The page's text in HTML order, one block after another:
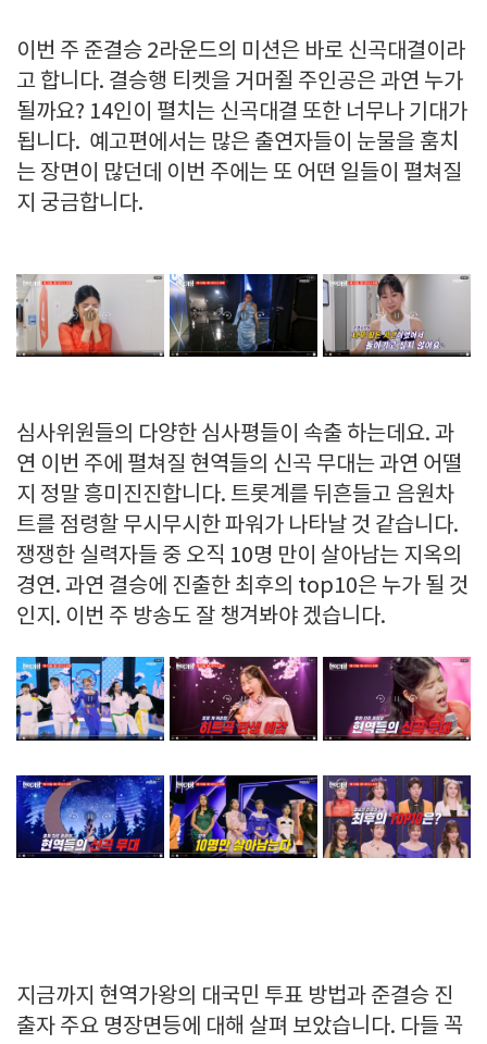
이번 주 준결승 2라운드의 미션은 바로 신곡대결이라
고 합니다. 결승행 티켓을 거머쥘 주인공은 과연 누가
될까요? 14인이 펼치는 신곡대결 또한 너무나 기대가
됩니다. 예고편에서는 많은 출연자들이 눈물을 훔치
는 장면이 많던데 이번 주에는 또 어떤 일들이 펼쳐질
지 궁금합니다.
심사위원들의 다양한 심사평들이 속출 하는데요. 과
연 이번 주에 펼쳐질 현역들의 신곡 무대는 과연 어떨
지 정말 흥미진진합니다. 트롯계를 뒤흔들고 음원차
트를 점령할 무시무시한 파워가 나타날 것 같습니다.
쟁쟁한 실력자들 중 오직 10명 만이 살아남는 지옥의
경연. 과연 결승에 진출한 최후의 top10은 누가 될 것
인지. 이번 주 방송도 잘 챙겨봐야 겠습니다.
지금까지 현역가왕의 대국민 투표 방법과 준결승 진
출자 주요 명장면등에 대해 살펴 보았습니다. 다들 꼭